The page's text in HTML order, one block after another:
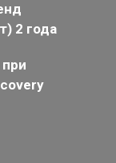
2 года